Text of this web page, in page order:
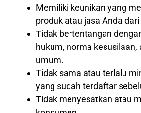
Memiliki keunikan yang
produk atau jasa Anda
Tidak bertentangan
hukum, norma kesusilaan,
umum.
Tidak sama atau terlalu
yang sudah terdaftar
Tidak menyesatkan atau